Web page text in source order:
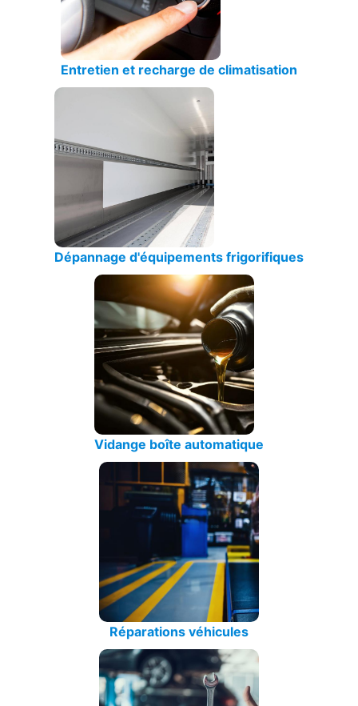
Entretien et recharge de climatisation
Dépannage d'équipements frigorifiques
Vidange boîte automatique
Réparations véhicules